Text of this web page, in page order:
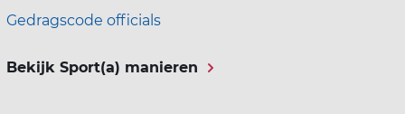
Gedragscode officials
Bekijk Sport(a) manieren